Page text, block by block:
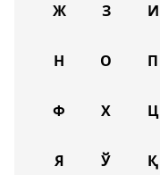
Ж З И
Н О П
Ф Х Ц
Я Ў Қ